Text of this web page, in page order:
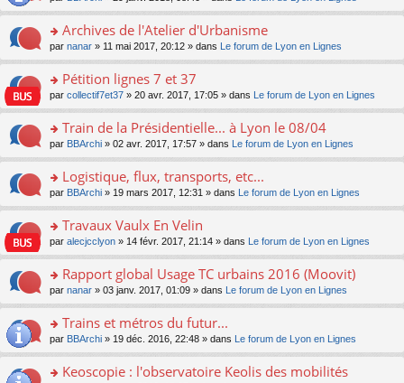
e
nt
s
c
e
nt
le
pl
u
c
e
nt
e
n
n
le
pl
u
ré
c
e
nt
a
g
e
n
n
le
pl
u
ré
c
e
nt
er
le
m
e
a
g
e
n
n
le
pl
u
ré
c
e
nt
n
ult
er
le
m
e
a
g
e
n
n
le
pl
u
ré
c
e
nt
o
n
ult
er
le
m
e
a
g
e
n
n
le
pl
u
ré
c
e
nt
Archives de l'Atelier d'Urbanisme
par nanar » 11 mai 2017, 20:12 » dans Le forum de Lyon en Lignes
o
n
ult
er
le
m
e
a
g
e
n
n
le
pl
u
ré
Pétition lignes 7 et 37
par collectif7et37 » 20 avr. 2017, 17:05 » dans Le forum de Lyon en Lignes
o
n
ult
er
le
m
e
a
g
e
n
n
le
Train de la Présidentielle... à Lyon le 08/04
par BBArchi » 02 avr. 2017, 17:57 » dans Le forum de Lyon en Lignes
o
n
ult
er
le
m
e
a
g
e
n
Logistique, flux, transports, etc...
par BBArchi » 19 mars 2017, 12:31 » dans Le forum de Lyon en Lignes
o
n
ult
er
le
m
e
a
Travaux Vaulx En Velin
par alecjcclyon » 14 févr. 2017, 21:14 » dans Le forum de Lyon en Lignes
o
n
ult
er
le
m
Rapport global Usage TC urbains 2016 (Moovit)
par nanar » 03 janv. 2017, 01:09 » dans Le forum de Lyon en Lignes
o
n
ult
Trains et métros du futur...
par BBArchi » 19 déc. 2016, 22:48 » dans Le forum de Lyon en Lignes
Keoscopie : l'observatoire Keolis des mobilités